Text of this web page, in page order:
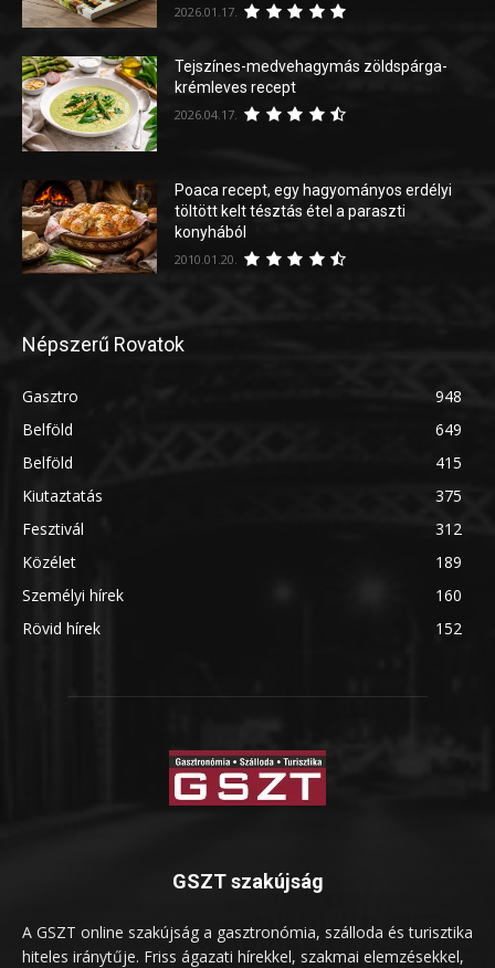
2026.01.17.
Tejszínes-medvehagymás zöldspárga-
krémleves recept
2026.04.17.
Poaca recept, egy hagyományos erdélyi
töltött kelt tésztás étel a paraszti
konyhából
2010.01.20.
Népszerű Rovatok
Gasztro
948
Belföld
649
Belföld
415
Kiutaztatás
375
Fesztivál
312
Közélet
189
Személyi hírek
160
Rövid hírek
152
GSZT szakújság
A GSZT online szakújság a gasztronómia, szálloda és turisztika
hiteles iránytűje. Friss ágazati hírekkel, szakmai elemzésekkel,